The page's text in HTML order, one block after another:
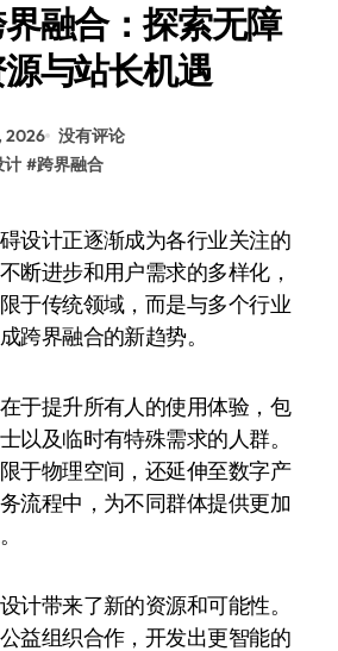
融合：探索无障
与站长机遇
2026 没有评论
计 #跨界融合
断进步和用户需求的多样化，
于传统领域，而是与多个行业
跨界融合的新趋势。
于提升所有人的使用体验，包
以及临时有特殊需求的人群。
于物理空间，还延伸至数字产
流程中，为不同群体提供更加
计带来了新的资源和可能性。
益组织合作，开发出更智能的